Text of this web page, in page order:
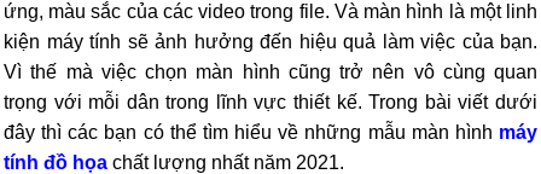
ứng, màu sắc của các video trong file. Và màn hình là một linh
kiện máy tính sẽ ảnh hưởng đến hiệu quả làm việc của bạn.
Vì thế mà việc chọn màn hình cũng trở nên vô cùng quan
trọng với mỗi dân trong lĩnh vực thiết kế. Trong bài viết dưới
đây thì các bạn có thể tìm hiểu về những mẫu màn hình máy
tính đồ họa chất lượng nhất năm 2021.